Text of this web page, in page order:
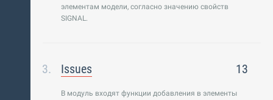
элементам модели, согласно значению свойств
SIGNAL.
Issues 13
В модуль входят функции добавления в элементы